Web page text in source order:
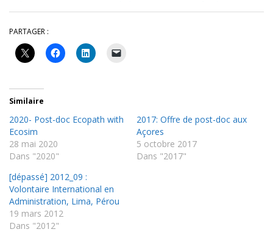
PARTAGER :
Similaire
2020- Post-doc Ecopath with
Ecosim
28 mai 2020
Dans "2020"
2017: Offre de post-doc aux
Açores
5 octobre 2017
Dans "2017"
[dépassé] 2012_09 :
Volontaire International en
Administration, Lima, Pérou
19 mars 2012
Dans "2012"